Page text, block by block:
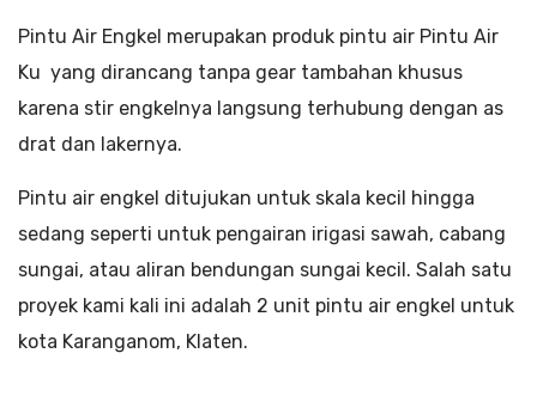
Pintu Air Engkel merupakan produk pintu air Pintu Air
Ku yang dirancang tanpa gear tambahan khusus
karena stir engkelnya langsung terhubung dengan as
drat dan lakernya.
Pintu air engkel ditujukan untuk skala kecil hingga
sedang seperti untuk pengairan irigasi sawah, cabang
sungai, atau aliran bendungan sungai kecil. Salah satu
proyek kami kali ini adalah 2 unit pintu air engkel untuk
kota Karanganom, Klaten.